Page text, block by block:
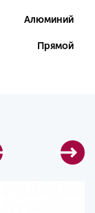
Алюминий
Прямой